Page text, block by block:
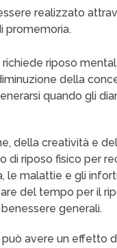
realizzato
promemoria.
riposo
della
quando gli
della creatività e
di riposo fisico per
le malattie e gli
del tempo per il
generali.
avere un effetto